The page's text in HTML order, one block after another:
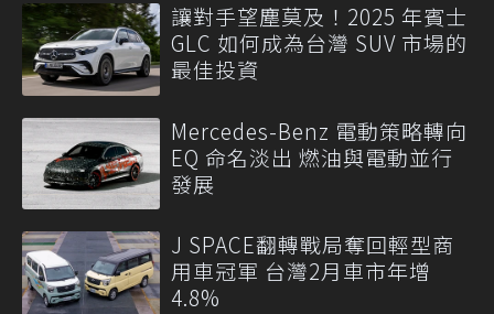
讓對手望塵莫及！2025 年賓士
GLC 如何成為台灣 SUV 市場的
最佳投資
Mercedes-Benz 電動策略轉向
EQ 命名淡出 燃油與電動並行
發展
J SPACE翻轉戰局奪回輕型商
用車冠軍 台灣2月車市年增
4.8%